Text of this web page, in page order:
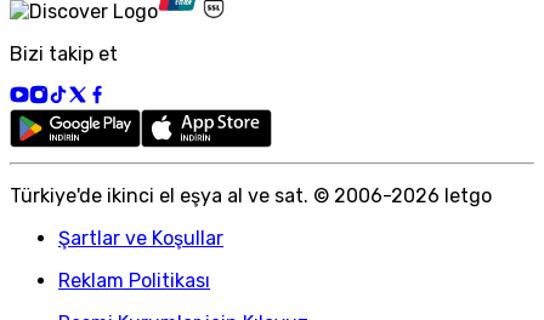
Bizi takip et
Türkiye'de ikinci el eşya al ve sat. © 2006-2026 letgo
Şartlar ve Koşullar
Reklam Politikası